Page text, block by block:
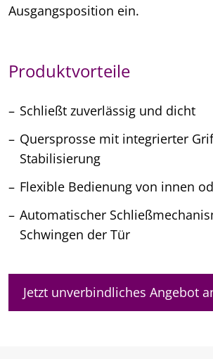
Ausgangsposition ein.
Produktvorteile
Schließt zuverlässig und dicht
Quersprosse mit integrierter
Stabilisierung
Flexible Bedienung von innen
Automatischer
Schwingen der Tür
Jetzt unverbindliches Angebot